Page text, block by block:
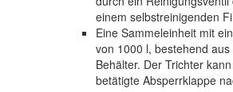
einem selbstreinigenden
Eine Sammeleinheit mit
von 1000 l, bestehend
Behälter. Der Trichter
betätigte Absperrklappe